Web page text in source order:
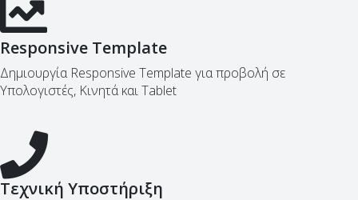
Responsive Template
Δημιουργία Responsive Template για προβολή σε
Υπολογιστές, Κινητά και Tablet
Τεχνική Υποστήριξη